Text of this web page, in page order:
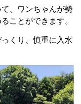
、ワンちゃんが勢
ことができます。
くり、慎重に入水